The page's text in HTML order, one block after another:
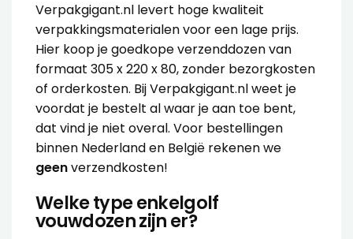
Verpakgigant.nl levert hoge kwaliteit
verpakkingsmaterialen voor een lage prijs.
Hier koop je goedkope verzenddozen van
formaat 305 x 220 x 80, zonder bezorgkosten
of orderkosten. Bij Verpakgigant.nl weet je
voordat je bestelt al waar je aan toe bent,
dat vind je niet overal. Voor bestellingen
binnen Nederland en België rekenen we
geenverzendkosten!
Welke type enkelgolf
vouwdozen zijn er?